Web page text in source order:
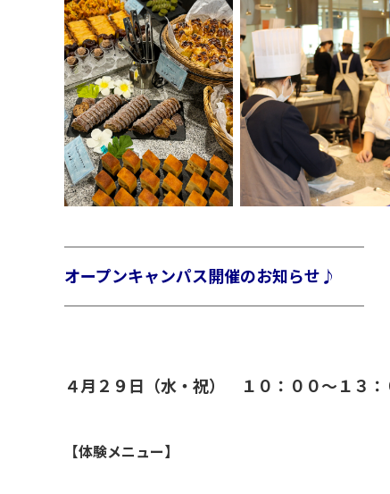
￣￣￣￣￣￣￣￣￣￣￣￣￣￣￣￣￣￣￣￣￣
オープンキャンパス開催のお知らせ♪
４月２９日（水・祝） １０：００～１３
【体験メニュー】